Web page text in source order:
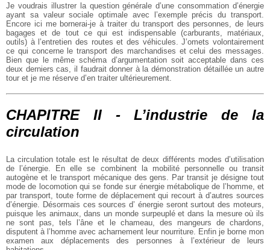
Je voudrais illustrer la question générale d’une consommation d’énergie
ayant sa valeur sociale optimale avec l’exemple précis du transport.
Encore ici me bornerai-je à traiter du transport des personnes, de leurs
bagages et de tout ce qui est indispensable (carburants, matériaux,
outils) à l’entretien des routes et des véhicules. J’omets volontairement
ce qui concerne le transport des marchandises et celui des messages.
Bien que le même schéma d’argumentation soit acceptable dans ces
deux derniers cas, il faudrait donner à la démonstration détaillée un autre
tour et je me réserve d’en traiter ultérieurement.
CHAPITRE II - L’industrie de la
circulation
La circulation totale est le résultat de deux différents modes d’utilisation
de l’énergie. En elle se combinent la mobilité personnelle ou transit
autogène et le transport mécanique des gens. Par transit je désigne tout
mode de locomotion qui se fonde sur énergie métabolique de l’homme, et
par transport, toute forme de déplacement qui recourt à d’autres sources
d’énergie. Désormais ces sources d’ énergie seront surtout des moteurs,
puisque les animaux, dans un monde surpeuplé et dans la mesure où ils
ne sont pas, tels l’âne et le chameau, des mangeurs de chardons,
disputent à l’homme avec acharnement leur nourriture. Enfin je borne mon
examen aux déplacements des personnes à l’extérieur de leurs